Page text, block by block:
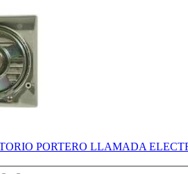
PORTERO LLAMADA